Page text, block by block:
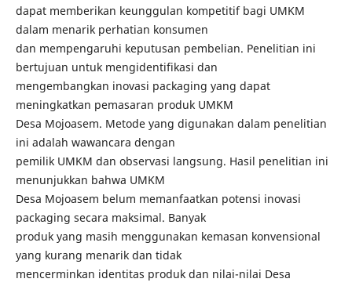
dapat memberikan keunggulan kompetitif bagi UMKM
dalam menarik perhatian konsumen
dan mempengaruhi keputusan pembelian. Penelitian ini
bertujuan untuk mengidentifikasi dan
mengembangkan inovasi packaging yang dapat
meningkatkan pemasaran produk UMKM
Desa Mojoasem. Metode yang digunakan dalam penelitian
ini adalah wawancara dengan
pemilik UMKM dan observasi langsung. Hasil penelitian ini
menunjukkan bahwa UMKM
Desa Mojoasem belum memanfaatkan potensi inovasi
packaging secara maksimal. Banyak
produk yang masih menggunakan kemasan konvensional
yang kurang menarik dan tidak
mencerminkan identitas produk dan nilai-nilai Desa